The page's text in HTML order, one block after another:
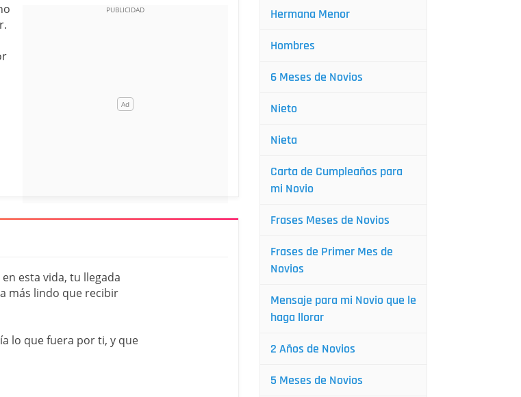
esta vida, tu llegada
más lindo que recibir
lo que fuera por ti, y que
Hermana Menor
Hombres
6 Meses de Novios
Nieto
Nieta
Carta de Cumpleaños para
mi Novio
Frases Meses de Novios
Frases de Primer Mes de
Novios
Mensaje para mi Novio que le
haga llorar
2 Años de Novios
5 Meses de Novios